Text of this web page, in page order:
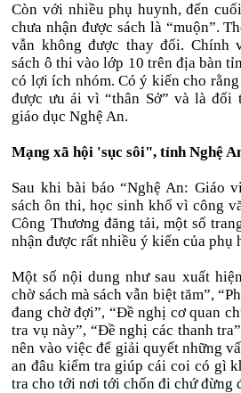
Còn với nhiều phụ huynh, đến
chưa nhận được sách là “muộn”.
vẫn không được thay đổi. Chính
sách ô thi vào lớp 10 trên địa bàn
có lợi ích nhóm. Có ý kiến cho
được ưu ái vì “thân Sở” và là đối
giáo dục Nghệ An.
Mạng xã hội 'sục sôi", tỉnh Nghệ
Sau khi bài báo “Nghệ An: Giáo
sách ôn thi, học sinh khổ vì công
Công Thương đăng tải, một số
nhận được rất nhiều ý kiến của phụ
Một số nội dung như sau xuất
chờ sách mà sách vẫn biệt tăm”,
đang chờ đợi”, “Đề nghị cơ quan
tra vụ này”, “Đề nghị các thanh
nên vào việc để giải quyết những
an đâu kiểm tra giúp cái coi có gì
tra cho tới nơi tới chốn đi chứ đừng